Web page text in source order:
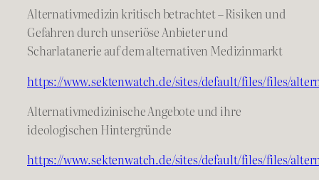
Alternativmedizin kritisch betrachtet – Risiken und
Gefahren durch unseriöse Anbieter und
Scharlatanerie auf dem alternativen Medizinmarkt
https://www.sektenwatch.de/sites/default/files/files/
Alternativmedizinische Angebote und ihre
ideologischen Hintergründe
https://www.sektenwatch.de/sites/default/files/files/